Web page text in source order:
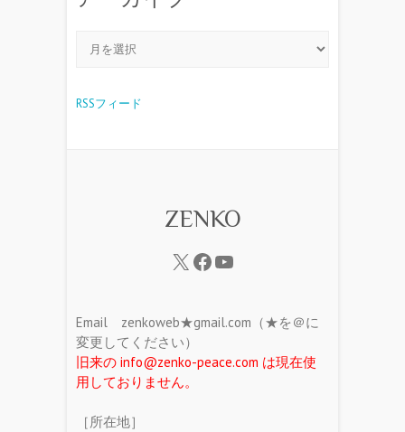
RSSフィード
ZENKO
Email zenkoweb★gmail.com（★を＠に
変更してください）
旧来の info@zenko-peace.com は現在使
用しておりません。
［所在地］